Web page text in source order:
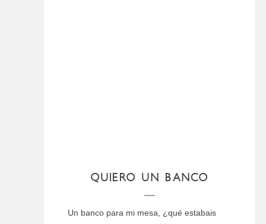
QUIERO UN BANCO
Un banco para mi mesa, ¿qué estabais